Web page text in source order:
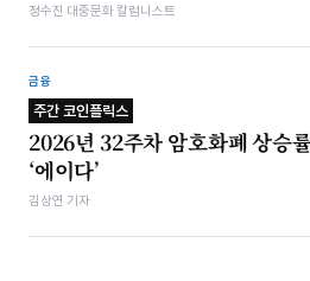
정수진 대중문화 칼럼니스트
금융
주간 코인플릭스
2026년 32주차 암호화폐 상승
‘에이다’
김상연 기자